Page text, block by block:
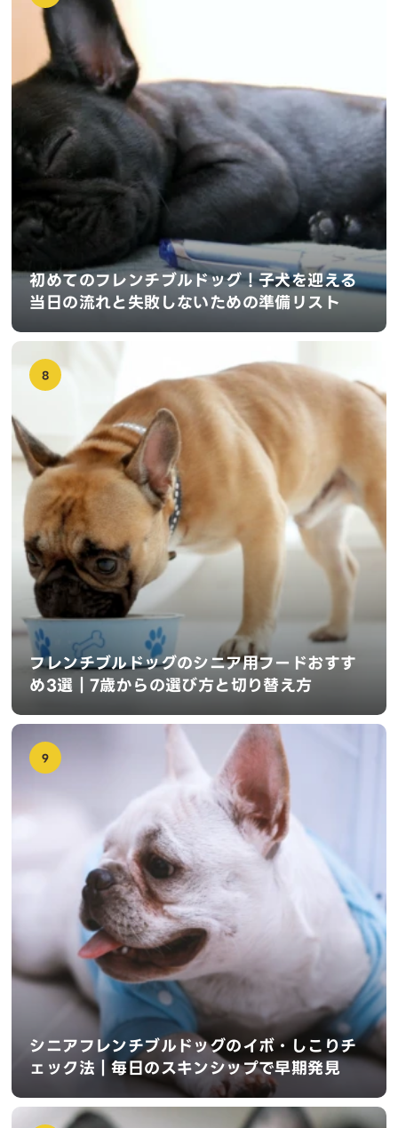
初めてのフレンチブルドッグ！子犬を迎える
当日の流れと失敗しないための準備リスト
8
フレンチブルドッグのシニア用フードおすす
め3選｜7歳からの選び方と切り替え方
9
シニアフレンチブルドッグのイボ・しこりチ
ェック法｜毎日のスキンシップで早期発見